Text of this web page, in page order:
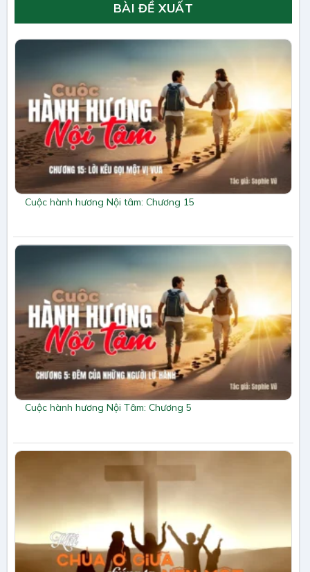
BÀI ĐỀ XUẤT
Cuộc hành hương Nội tâm: Chương 15
Cuộc hành hương Nội Tâm: Chương 5